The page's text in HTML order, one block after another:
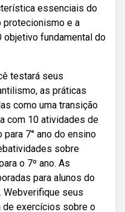
essenciais do
protecionismo e a
objetivo fundamental do
testará seus
as práticas
como uma transição
com 10 atividades de
7° ano do ensino
sobre
o 7º ano. As
para alunos do
Webverifique seus
exercícios sobre o